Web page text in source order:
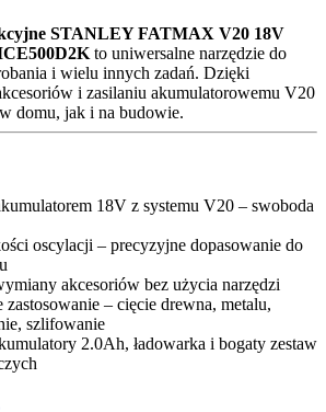
STANLEY FATMAX V20 18V
to uniwersalne narzędzie do
i wielu innych zadań. Dzięki
i zasilaniu akumulatorowemu V20
domu, jak i na budowie.
18V z systemu V20 – swoboda
oscylacji – precyzyjne dopasowanie do
akcesoriów bez użycia narzędzi
– cięcie drewna, metalu,
szlifowanie
2.0Ah, ładowarka i bogaty zestaw